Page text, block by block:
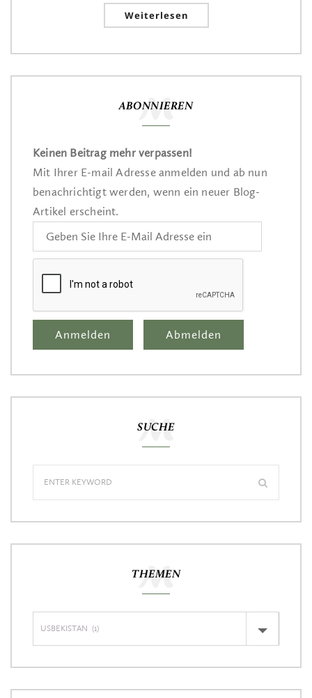
Weiterlesen
ABONNIEREN
Keinen Beitrag mehr verpassen!
Mit Ihrer E-mail Adresse anmelden und ab nun
benachrichtigt werden, wenn ein neuer Blog-
Artikel erscheint.
SUCHE
THEMEN